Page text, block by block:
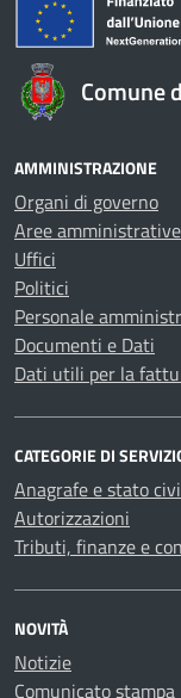
Comune
AMMINISTRAZIONE
Organi di governo
Aree amministrative
Uffici
Politici
Personale
Documenti e Dati
Dati utili per la
CATEGORIE DI
Anagrafe e stato
Autorizzazioni
Tributi, finanze e
NOVITÀ
Notizie
Comunicato stampa